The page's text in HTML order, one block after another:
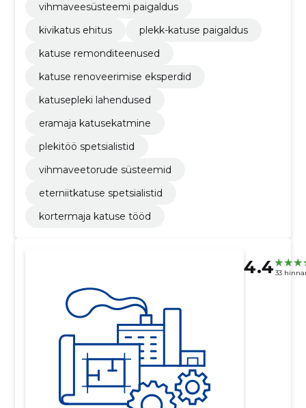
vihmaveesüsteemi paigaldus
kivikatus ehitus
plekk-katuse paigaldus
katuse remonditeenused
katuse renoveerimise eksperdid
katusepleki lahendused
eramaja katusekatmine
plekitöö spetsialistid
vihmaveetorude süsteemid
eterniitkatuse spetsialistid
kortermaja katuse tööd
4.4 33